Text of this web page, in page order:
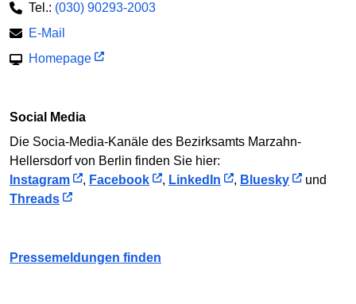
Tel.: (030) 90293-2003
E-Mail
Homepage
Social Media
Die Socia-Media-Kanäle des Bezirksamts Marzahn-
Hellersdorf von Berlin finden Sie hier:
Instagram
, Facebook , LinkedIn , Bluesky
und
Threads
Pressemeldungen finden